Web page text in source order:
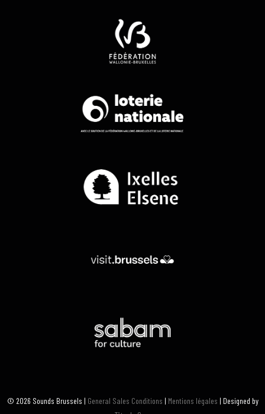
© 2026 Sounds Brussels | General Sales Conditions | Mentions légales | Designed by